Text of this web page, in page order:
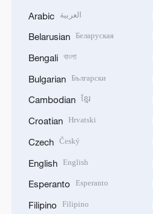
Arabic العربية
Belarusian Беларуская
Bengali বাংলা
Bulgarian Български
Cambodian ខ្មែរ
Croatian Hrvatski
Czech Český
English English
Esperanto Esperanto
Filipino Filipino